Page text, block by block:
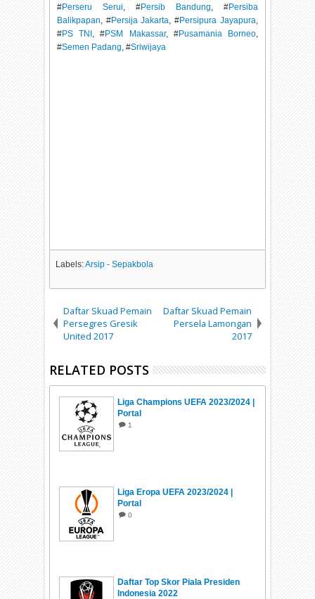
#Perseru Serui, #Persib Bandung, #Persiba
Balikpapan, #Persija Jakarta, #Persipura Jayapura,
#PS TNI , #PSM Makassar, #Pusamania Borneo,
#Semen Padang, #Sriwijaya
Labels:Arsip - Sepakbola
Daftar Skuad Pemain
Persegres Gresik
United 2017
Daftar Skuad Pemain
Persela Lamongan
2017
RELATED POSTS
Liga Champions UEFA 2023/2024 |
Portal
1
Liga Eropa UEFA 2023/2024 |
Portal
0
Daftar Top Skor Piala Presiden
Indonesia 2022